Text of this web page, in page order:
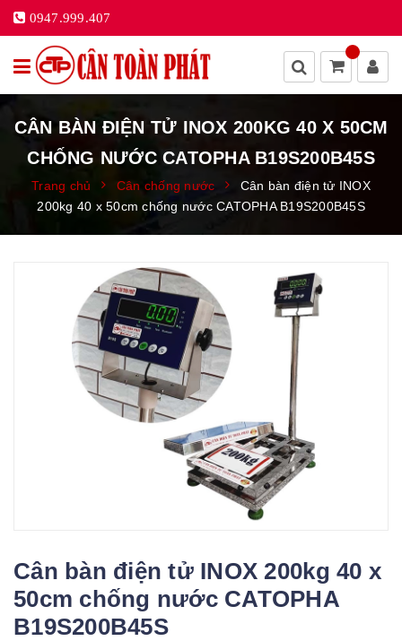
0947.999.407
CÂN BÀN ĐIỆN TỬ INOX 200KG 40 X 50CM
CHỐNG NƯỚC CATOPHA B19S200B45S
Trang chủ Cân chống nước
Cân bàn điện tử INOX
200kg 40 x 50cm chống nước CATOPHA B19S200B45S
Cân bàn điện tử INOX 200kg 40 x
50cm chống nước CATOPHA
B19S200B45S